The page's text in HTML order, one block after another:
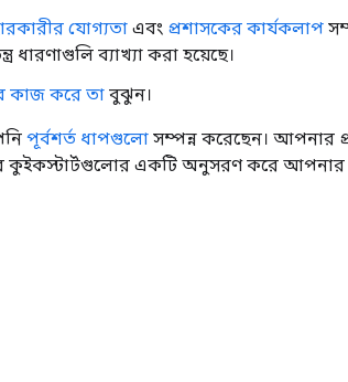
যোগ্যতা এবং প্রশাসকের কার্যকলাপ
ধারণাগুলি ব্যাখ্যা করা হয়েছে।
কাজ করে তা বুঝুন।
পূর্বশর্ত ধাপগুলো সম্পন্ন করেছেন। আপনার
কুইকস্টার্টগুলোর একটি অনুসরণ করে